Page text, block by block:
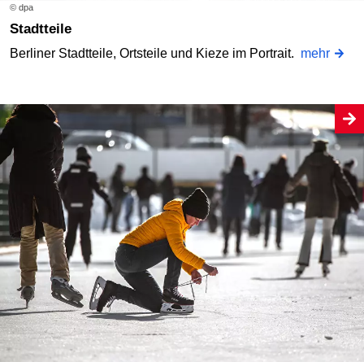
© dpa
Stadtteile
Berliner Stadtteile, Ortsteile und Kieze im Portrait. mehr